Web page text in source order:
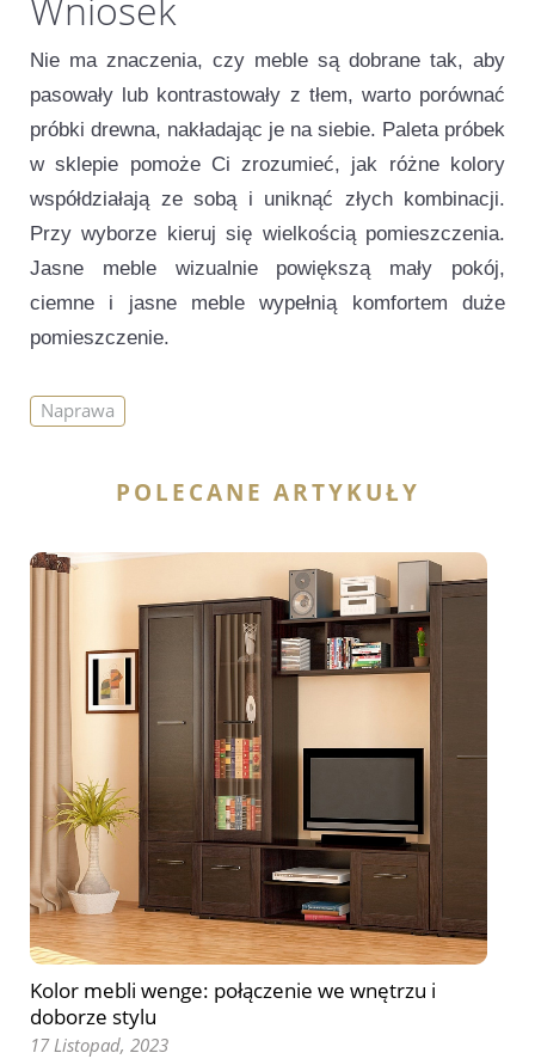
Nie ma znaczenia, czy meble są dobrane tak, aby
pasowały lub kontrastowały z tłem, warto porównać
próbki drewna, nakładając je na siebie. Paleta próbek
w sklepie pomoże Ci zrozumieć, jak różne kolory
współdziałają ze sobą i uniknąć złych kombinacji.
Przy wyborze kieruj się wielkością pomieszczenia.
Jasne meble wizualnie powiększą mały pokój,
ciemne i jasne meble wypełnią komfortem duże
pomieszczenie.
Naprawa
POLECANE ARTYKUŁY
Kolor mebli wenge: połączenie we wnętrzu i
doborze stylu
17 Listopad, 2023